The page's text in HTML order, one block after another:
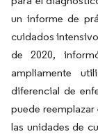
un informe de
cuidados
de 2020,
ampliamente
diferencial de
puede
las unidades de